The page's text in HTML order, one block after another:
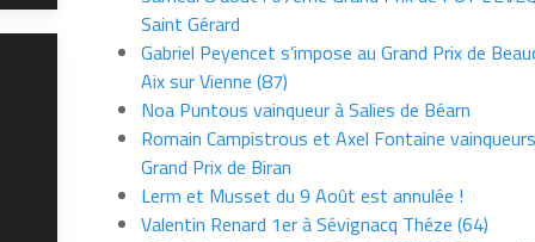
Saint Gérard
Gabriel Peyencet s’impose au Grand Prix de
Aix sur Vienne (87)
Noa Puntous vainqueur à Salies de Béarn
Romain Campistrous et Axel Fontaine
Grand Prix de Biran
Lerm et Musset du 9 Août est annulée !
Valentin Renard 1er à Sévignacq Théze (64)